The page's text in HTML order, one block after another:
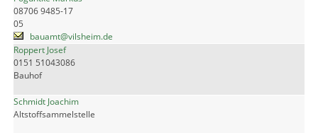
08706 9485-17
05
bauamt@vilsheim.de
Roppert Josef
0151 51043086
Bauhof
Schmidt Joachim
Altstoffsammelstelle